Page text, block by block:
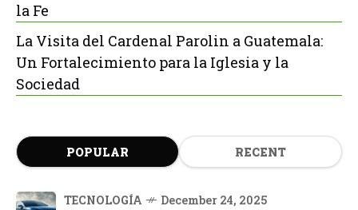
la Fe
La Visita del Cardenal Parolin a Guatemala:
Un Fortalecimiento para la Iglesia y la
Sociedad
POPULAR RECENT
TECNOLOGÍA December 24, 2025